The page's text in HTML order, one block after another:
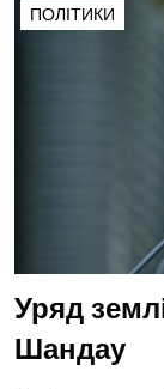
ПОЛІТИКИ
Уряд
Шандау